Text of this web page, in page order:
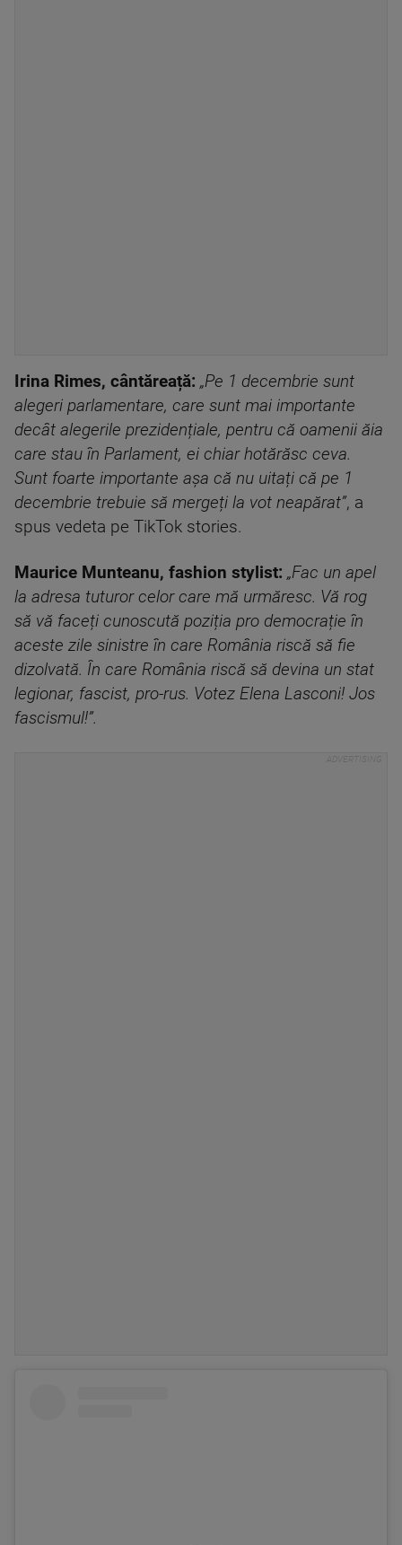
Irina Rimes, cântăreață: „Pe 1 decembrie sunt
alegeri parlamentare, care sunt mai importante
decât alegerile prezidențiale, pentru că oamenii ăia
care stau în Parlament, ei chiar hotărăsc ceva.
Sunt foarte importante așa că nu uitați că pe 1
decembrie trebuie să mergeți la vot neapărat”, a
spus vedeta pe TikTok stories.
Maurice Munteanu, fashion stylist: „Fac un apel
la adresa tuturor celor care mă urmăresc. Vă rog
să vă faceți cunoscută poziția pro democrație în
aceste zile sinistre în care România riscă să fie
dizolvată. În care România riscă să devina un stat
legionar, fascist, pro-rus. Votez Elena Lasconi! Jos
fascismul!”.